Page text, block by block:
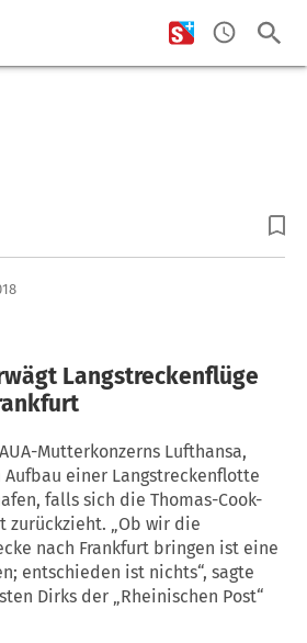
Langstreckenflüge
Mutterkonzerns Lufthansa,
einer Langstreckenflotte
falls sich die Thomas-Cook-
zurückzieht. „Ob wir die
nach Frankfurt bringen ist eine
entschieden ist nichts“, sagte
Dirks der „Rheinischen Post“